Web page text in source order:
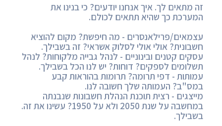
זה מתאים לך. איך אנחנו יודעים? כי בנינו את
המערכת כך שהיא תתאים לכולם.
עצמאים/פרילאנסרים - מה חיפשת? מקום להוציא
חשבונית? אולי אולי לסלוק אשראי? זה בשבילך.
עסקים קטנים ובינוניים - לנהל גבייה מלקוחות? לנהל
תשלומים לספקים? דוחות? יש לנו הכל בשבילך.
עמותות - דפי תרומה? תרומות בהוראות קבע
במס"ב? העמותה שלך חשובה לנו.
מייצגים - רצית תוכנת הנהלת חשבונות שנבנתה
במחשבה על שנת 2050 ולא על 1950? עשינו את זה.
בשבילך.